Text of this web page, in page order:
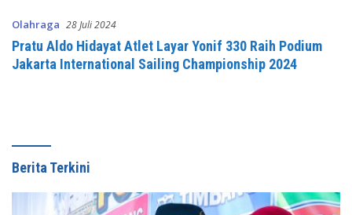
Olahraga 28 Juli 2024
Pratu Aldo Hidayat Atlet Layar Yonif 330 Raih Podium
Jakarta International Sailing Championship 2024
Berita Terkini